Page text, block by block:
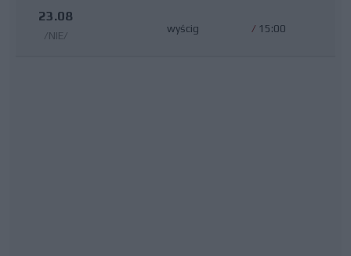
23.08
/NIE/
wyścig / 15:00